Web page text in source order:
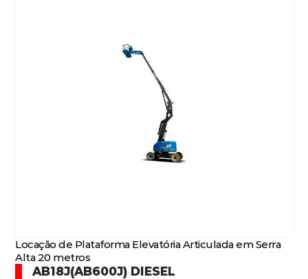
Locação de Plataforma Elevatória Articulada em Serra
Alta 20 metros
AB18J(AB600J) DIESEL